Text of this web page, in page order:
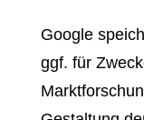
Google
ggf. für